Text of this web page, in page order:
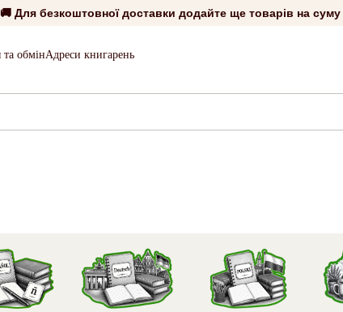
🚚 Для безкоштовної доставки додайте ще товарів на суму
обмінАдреси книгарень